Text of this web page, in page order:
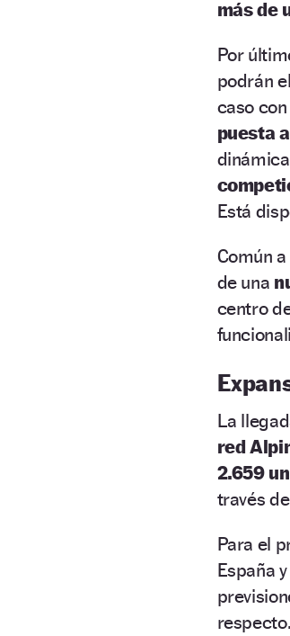
más de
Por
podrán
caso
puesta
Está
Común
de una
centro
La
red
2.659
través
Para el
España